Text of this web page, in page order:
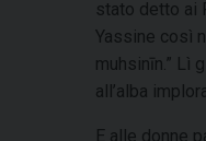
stato detto ai
Yassine così
muhsinīn.” Lì
all’alba
E alle donne